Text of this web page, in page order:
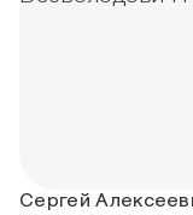
Сергей